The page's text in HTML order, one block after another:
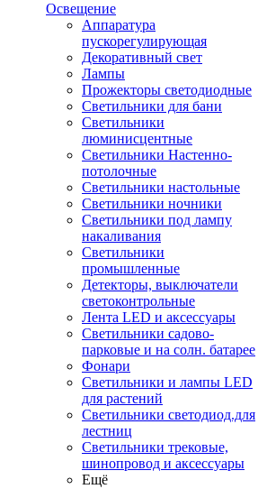
Освещение
Аппаратура
пускорегулирующая
Декоративный свет
Лампы
Прожекторы светодиодные
Светильники для бани
Светильники
люминисцентные
Светильники Настенно-
потолочные
Светильники настольные
Светильники ночники
Светильники под лампу
накаливания
Светильники
промышленные
Детекторы, выключатели
светоконтрольные
Лента LED и аксессуары
Светильники садово-
парковые и на солн. батарее
Фонари
Светильники и лампы LED
для растений
Светильники светодиод.для
лестниц
Светильники трековые,
шинопровод и аксессуары
Ещё